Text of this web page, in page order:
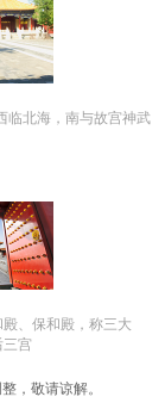
临北海，南与故宫神武
、保和殿，称三大
三宫
，敬请谅解。